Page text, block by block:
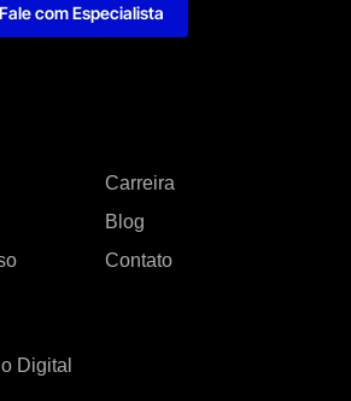
Carreira
Blog
Contato
Digital
Fale com Especialista